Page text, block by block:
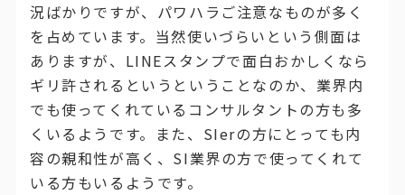
況ばかりですが、パワハラご注意なものが多く
を占めています。当然使いづらいという側面は
ありますが、LINEスタンプで面白おかしくなら
ギリ許されるというということなのか、業界内
でも使ってくれているコンサルタントの方も多
くいるようです。また、SIerの方にとっても内
容の親和性が高く、SI業界の方で使ってくれて
いる方もいるようです。